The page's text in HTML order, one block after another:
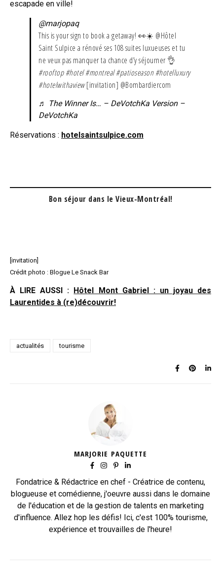
escapade en ville!
@marjopaq
This is your sign to book a getaway! 👀☀️ @Hôtel
Saint Sulpice a rénové ses 108 suites luxueuses et tu
ne veux pas manquer ta chance d’y séjourner 👌
#rooftop #hotel #montreal #patioseason #hotelluxury
#hotelwithaview[invitation] @Bombardiercom
♬ The Winner Is… – DeVotchKa Version –
DeVotchKa
Réservations : hotelsaintsulpice.com
Bon séjour dans le Vieux-Montréal!
[invitation]
Crédit photo : Blogue Le Snack Bar
À LIRE AUSSI : Hôtel Mont Gabriel : un joyau des
Laurentides à (re)découvrir!
actualités tourisme
MARJORIE PAQUETTE
Fondatrice & Rédactrice en chef - Créatrice de contenu,
blogueuse et comédienne, j'oeuvre aussi dans le domaine
de l'éducation et de la gestion de talents en marketing
d'influence. Allez hop les défis! Ici, c'est 100% tourisme,
expérience et trouvailles de l'heure!